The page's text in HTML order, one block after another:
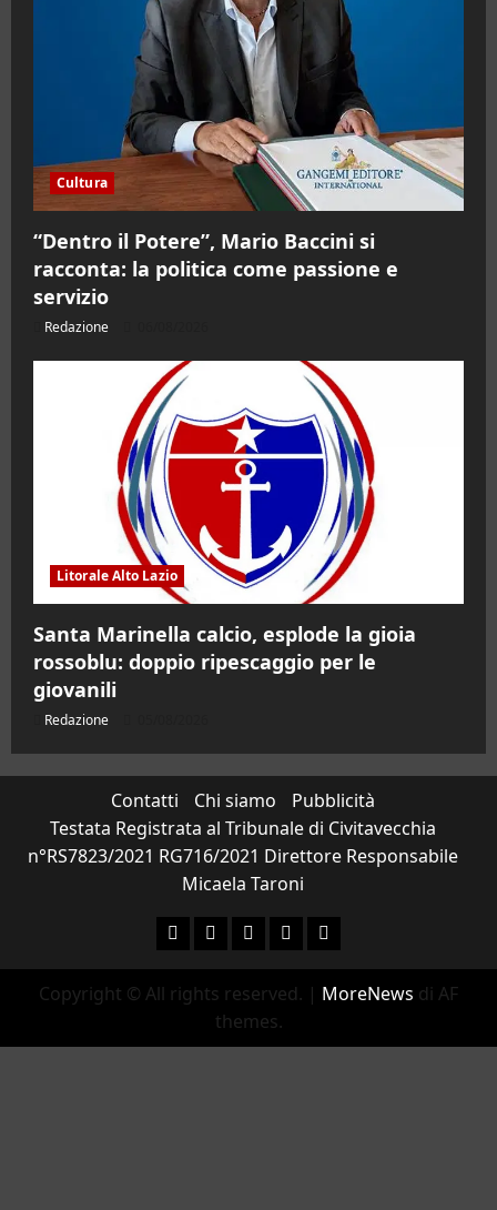
Cultura
“Dentro il Potere”, Mario Baccini si
racconta: la politica come passione e
servizio
Redazione
Litorale Alto Lazio
Santa Marinella calcio, esplode la gioia
rossoblu: doppio ripescaggio per le
giovanili
Redazione
Contatti Chi siamo
Pubblicità
Testata Registrata al Tribunale di Civitavecchia
n°RS7823/2021 RG716/2021 Direttore Responsabile
Micaela Taroni
FacebookInstagram
YouTubeTwitterEmail
Copyright © All rights reserved. | MoreNews di AF
themes.